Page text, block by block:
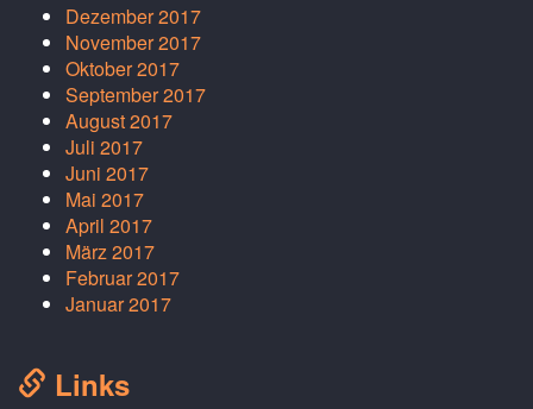
Dezember 2017
November 2017
Oktober 2017
September 2017
August 2017
Juli 2017
Juni 2017
Mai 2017
April 2017
März 2017
Februar 2017
Januar 2017
Links